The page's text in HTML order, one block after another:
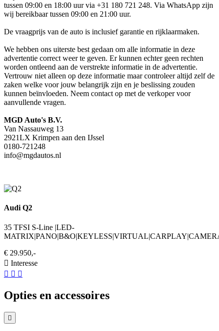
tussen 09:00 en 18:00 uur via +31 180 721 248. Via WhatsApp zijn
wij bereikbaar tussen 09:00 en 21:00 uur.
De vraagprijs van de auto is inclusief garantie en rijklaarmaken.
We hebben ons uiterste best gedaan om alle informatie in deze
advertentie correct weer te geven. Er kunnen echter geen rechten
worden ontleend aan de verstrekte informatie in de advertentie.
Vertrouw niet alleen op deze informatie maar controleer altijd zelf de
zaken welke voor jouw belangrijk zijn en je beslissing zouden
kunnen beïnvloeden. Neem contact op met de verkoper voor
aanvullende vragen.
MGD Auto's B.V.
Van Nassauweg 13
2921LX Krimpen aan den IJssel
0180-721248
info@mgdautos.nl
Audi Q2
35 TFSI S-Line |LED-
€ 29.950,-
Interesse
Opties en accessoires